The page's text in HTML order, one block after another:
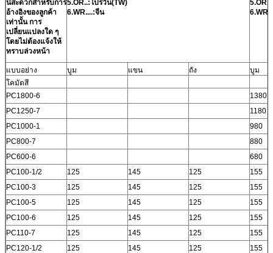
นี้สะดวกสำหรับการ
อ้างอิงของลูกค้า
เท่านั้น การ
เปลี่ยนแปลงใด ๆ
โดยไม่ต้องแจ้งให้
ทราบล่วงหน้า
5.OR..:โปรวัน(TW)
6.WR....:จีน
แบบอย่าง บูม แขน ถัง
บูม
โคมัตสึ
PC1800-6
1380
PC1250-7
1180
PC1000-1
980
PC800-7
880
PC600-6
680
PC100-1/2
125 145 125
155
PC100-3
125 145 125
155
PC100-5
125 145 125
155
PC100-6
125 145 125
155
PC110-7
125 145 125
155
PC120-1/2
125 145 125
155